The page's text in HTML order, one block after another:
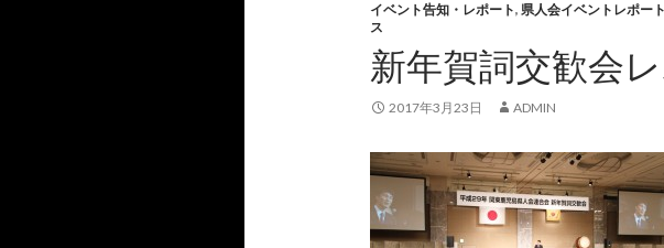
イベント告知・レポート, 県人会イベントレポート
ス
新年賀詞交歓会
2017年3月23日 ADMIN